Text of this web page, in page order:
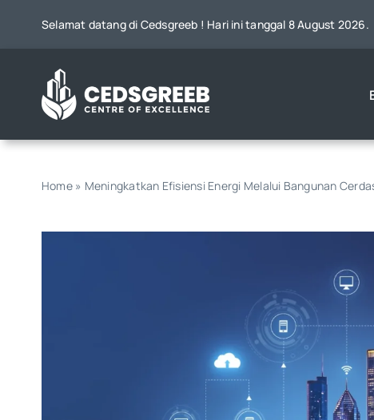
Selamat datang di Cedsgreeb ! Hari ini tanggal 8 August 2026.
Home» Meningkatkan Efisiensi Energi Melalui Bangunan